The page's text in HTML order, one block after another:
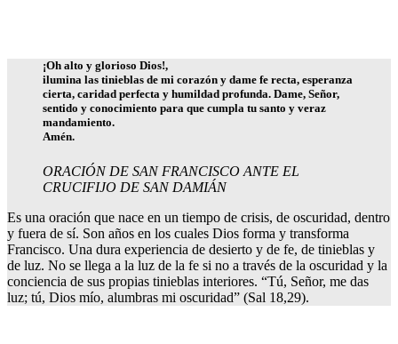
¡Oh alto y glorioso Dios!,
ilumina las tinieblas de mi corazón y dame fe recta, esperanza
cierta, caridad perfecta y humildad profunda. Dame, Señor,
sentido y conocimiento para que cumpla tu santo y veraz
mandamiento.
Amén.
ORACIÓN DE SAN FRANCISCO ANTE EL
CRUCIFIJO DE SAN DAMIÁN
Es una oración que nace en un tiempo de crisis, de oscuridad, dentro
y fuera de sí. Son años en los cuales Dios forma y transforma
Francisco. Una dura experiencia de desierto y de fe, de tinieblas y
de luz. No se llega a la luz de la fe si no a través de la oscuridad y la
conciencia de sus propias tinieblas interiores. “Tú, Señor, me das
luz; tú, Dios mío, alumbras mi oscuridad” (Sal 18,29).